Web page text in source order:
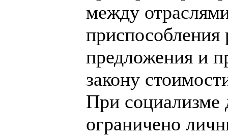
между
приспособления
предложения и
закону
При социализме
ограничено